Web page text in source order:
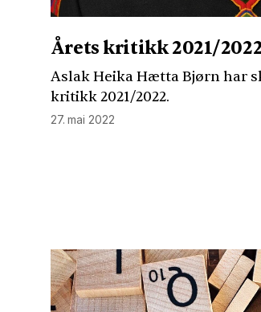
Årets kritikk 2021/
Aslak Heika Hætta Bjørn har
kritikk 2021/2022.
27. mai 2022